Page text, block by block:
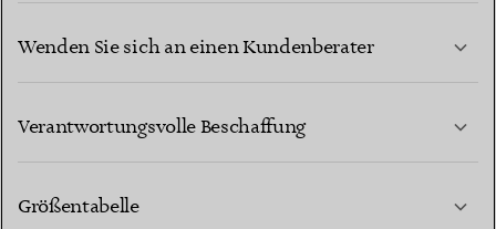
Wenden Sie sich an einen Kundenberater
Verantwortungsvolle Beschaffung
Größentabelle